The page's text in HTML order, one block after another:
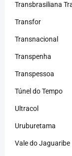
Transbrasiliana
Transfor
Transnacional
Transpenha
Transpessoa
Túnel do Tempo
Ultracol
Uruburetama
Vale do Jaguaribe